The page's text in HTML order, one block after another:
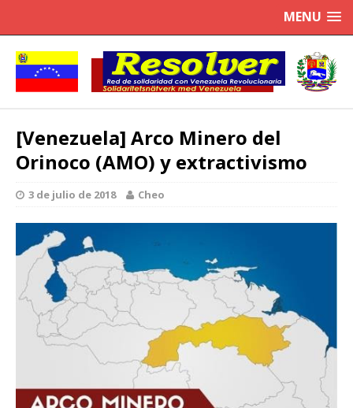
MENU
[Venezuela] Arco Minero del
Orinoco (AMO) y extractivismo
3 de julio de 2018 Cheo